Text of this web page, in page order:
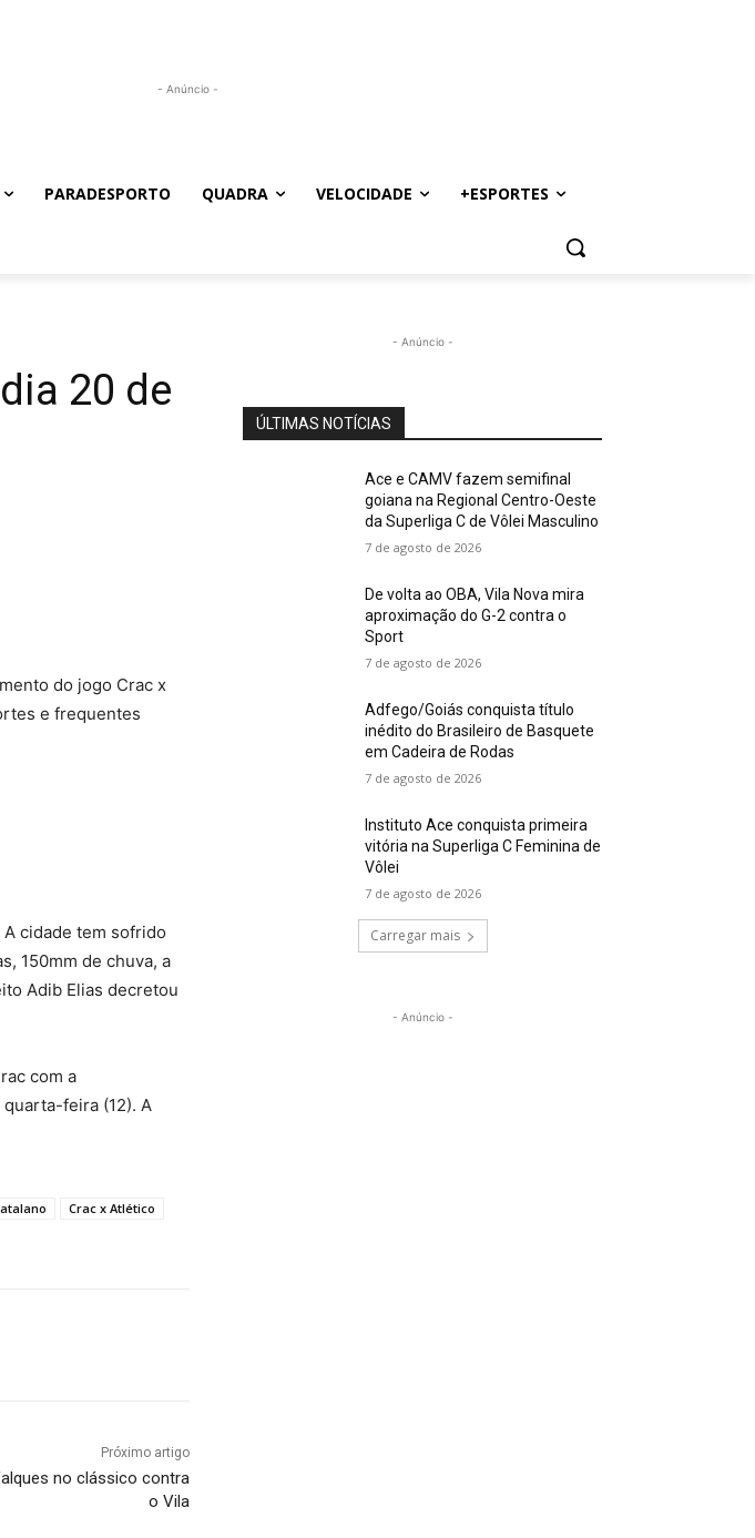
- Anúncio -
PARADESPORTO QUADRA VELOCIDADE +ESPORTES
20 de
do jogo Crac x
e frequentes
cidade tem sofrido
150mm de chuva, a
Adib Elias decretou
com a
feira (12). A
Crac x Atlético
Próximo artigo
no clássico contra
o Vila
- Anúncio -
ÚLTIMAS NOTÍCIAS
Ace e CAMV fazem semifinal
goiana na Regional Centro-Oeste
da Superliga C de Vôlei Masculino
7 de agosto de 2026
De volta ao OBA, Vila Nova mira
aproximação do G-2 contra o
Sport
7 de agosto de 2026
Adfego/Goiás conquista título
inédito do Brasileiro de Basquete
em Cadeira de Rodas
7 de agosto de 2026
Instituto Ace conquista primeira
vitória na Superliga C Feminina de
Vôlei
7 de agosto de 2026
Carregar mais
- Anúncio -